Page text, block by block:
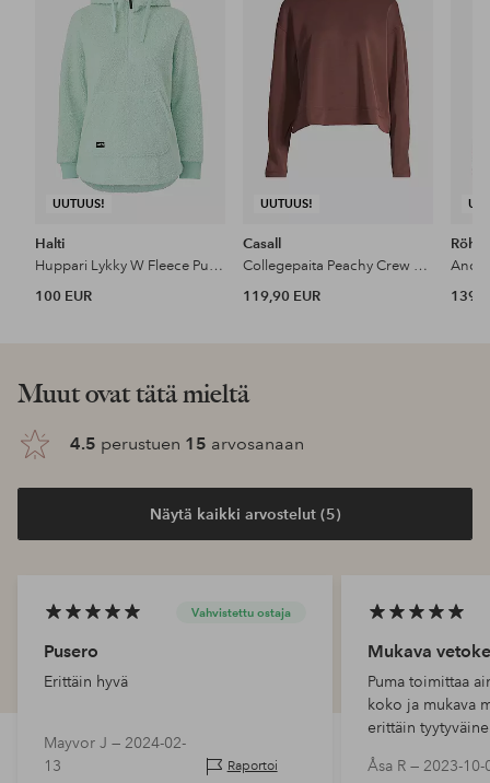
UUTUUS!
Halti
Huppari Lykky W Fleece Pullover
100 EUR
UUTUUS!
Casall
Collegepaita Peachy Crew Neck
119,90 EUR
Muut ovat tätä mieltä
4.5 perustuen 15 arvosanaan
Näytä kaikki arvostelut (5)
Vahvistettu ostaja
Pusero
Erittäin hyvä
Mayvor J — 2024-02-
13
Raportoi
Mukava
Puma toimittaa
koko ja mukava
erittäin
Åsa R — 2023-10-